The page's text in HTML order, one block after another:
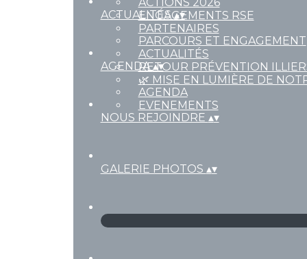
ENGAGEMENTS RSE
PARTENAIRES
ACTUALITÉS▴▾
PARCOURS ET ENGAGEMENT
ACTUALITÉS
RETOUR PRÉVENTION
🌿 MISE EN LUMIÈRE DE
AGENDA▴▾
AGENDA
EVENEMENTS
NOUS REJOINDRE ▴▾
GALERIE PHOTOS ▴▾